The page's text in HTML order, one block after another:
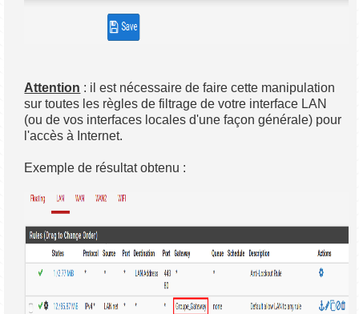
Attention : il est nécessaire de faire cette manipulation
sur toutes les règles de filtrage de votre interface LAN
(ou de vos interfaces locales d'une façon générale) pour
l'accès à Internet.
Exemple de résultat obtenu :